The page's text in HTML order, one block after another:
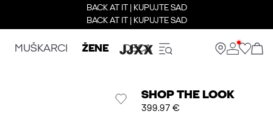
BACK AT IT | KUPUJTE SAD
BACK AT IT | KUPUJTE SAD
MUŠKARCI ŽENE DECA
SHOP THE LOOK
399.97 €